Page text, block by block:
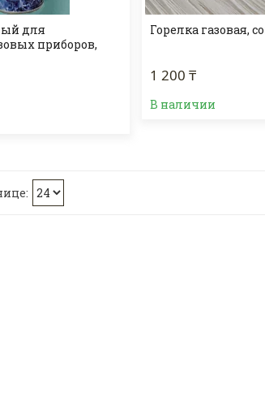
для
приборов,
Горелка газовая,
1 200 ₸
В наличии